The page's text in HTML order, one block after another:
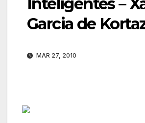
Inteligentes –
Garcia de
MAR 27, 2010